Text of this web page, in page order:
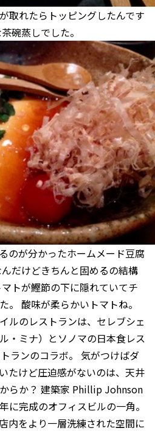
取れたらトッピングしたんです
碗蒸しでした。
のが分かったホームメード豆腐
だけどきちんと固めるの結構
トが鰹節の下に隠れていてチ
。 酸味が柔らかいトマトね。
ルのレストランは、セレブシェ
・ミナ）とソノマの日本食レス
ランのコラボ。 気がつけばダ
たけど圧迫感がないのは、天井
らか？ 建築家 Phillip Johnson
に完成のオフィスビルの一角。
内をより一層洗練された空間に